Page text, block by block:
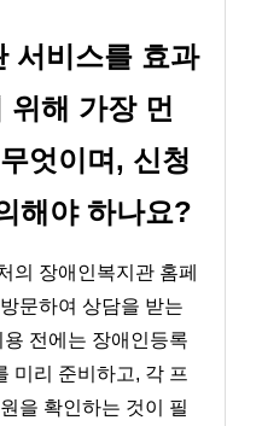
서비스를 효과
위해 가장 먼
엇이며, 신청
해야 하나요?
의 장애인복지관 홈페
문하여 상담을 받는
전에는 장애인등록
미리 준비하고, 각 프
을 확인하는 것이 필